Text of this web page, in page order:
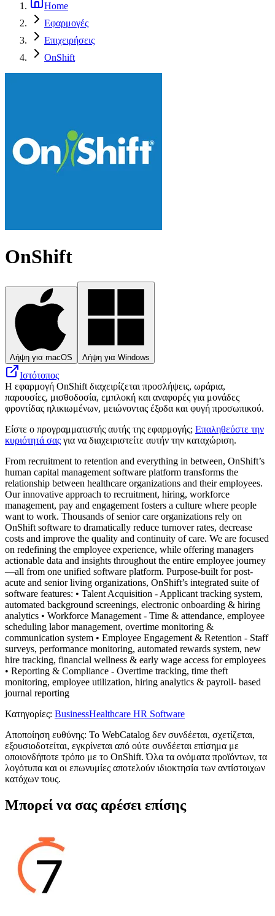
Home
Εφαρμογές
Επιχειρήσεις
OnShift
OnShift
Λήψη για macOS Λήψη για Windows
Ιστότοπος
Η εφαρμογή OnShift διαχειρίζεται προσλήψεις, ωράρια,
παρουσίες, μισθοδοσία, εμπλοκή και αναφορές για μονάδες
φροντίδας ηλικιωμένων, μειώνοντας έξοδα και φυγή προσωπικού.
Είστε ο προγραμματιστής αυτής της εφαρμογής; Επαληθεύστε την
κυριότητά σας για να διαχειριστείτε αυτήν την καταχώριση.
From recruitment to retention and everything in between, OnShift’s
human capital management software platform transforms the
relationship between healthcare organizations and their employees.
Our innovative approach to recruitment, hiring, workforce
management, pay and engagement fosters a culture where people
want to work. Thousands of senior care organizations rely on
OnShift software to dramatically reduce turnover rates, decrease
costs and improve the quality and continuity of care. We are focused
on redefining the employee experience, while offering managers
actionable data and insights throughout the entire employee journey
—all from one unified software platform. Purpose-built for post-
acute and senior living organizations, OnShift’s integrated suite of
software features: • Talent Acquisition - Applicant tracking system,
automated background screenings, electronic onboarding & hiring
analytics • Workforce Management - Time & attendance, employee
scheduling labor management, overtime monitoring &
communication system • Employee Engagement & Retention - Staff
surveys, performance monitoring, automated rewards system, new
hire tracking, financial wellness & early wage access for employees
• Reporting & Compliance - Overtime tracking, time theft
monitoring, employee utilization, hiring analytics & payroll- based
journal reporting
Κατηγορίες: BusinessHealthcare HR Software
Αποποίηση ευθύνης: Το WebCatalog δεν συνδέεται, σχετίζεται,
εξουσιοδοτείται, εγκρίνεται από ούτε συνδέεται επίσημα με
οποιονδήποτε τρόπο με το OnShift. Όλα τα ονόματα προϊόντων, τα
λογότυπα και οι επωνυμίες αποτελούν ιδιοκτησία των αντίστοιχων
κατόχων τους.
Μπορεί να σας αρέσει επίσης